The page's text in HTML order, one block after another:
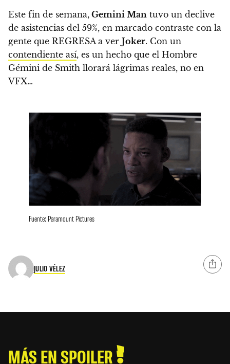
Este fin de semana, Gemini Man tuvo un declive
de asistencias del 59%, en marcado contraste con la
gente que REGRESA a ver Joker. Con un
contendiente así, es un hecho que el Hombre
Gémini de Smith llorará lágrimas reales, no en
VFX…
Fuente: Paramount Pictures
JULIO VÉLEZ
MÁS EN SPOILER